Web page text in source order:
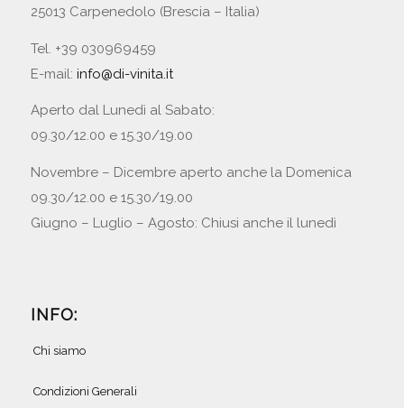
25013 Carpenedolo (Brescia – Italia)
Tel. +39 030969459
E-mail: info@di-vinita.it
Aperto dal Lunedì al Sabato:
09.30/12.00 e 15.30/19.00
Novembre – Dicembre aperto anche la Domenica
09.30/12.00 e 15.30/19.00
Giugno – Luglio – Agosto: Chiusi anche il lunedì
INFO:
Chi siamo
Condizioni Generali